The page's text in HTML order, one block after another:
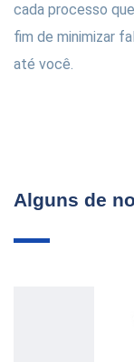
cada processo
fim de minimizar
até você.
Alguns de